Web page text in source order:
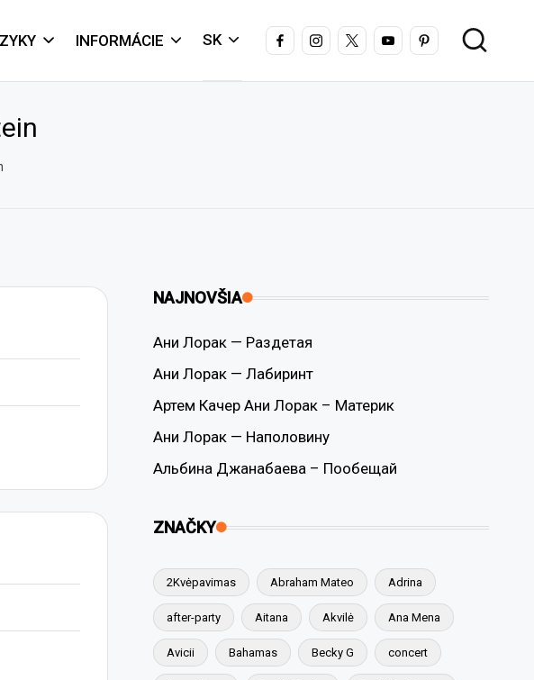
INFORMÁCIE SK FACEBOOKINSTAGRAM
X YOUTUBEPINTEREST
NAJNOVŠIA
Ани Лорак — Раздетая
Ани Лорак — Лабиринт
Артем Качер Ани Лорак – Материк
Ани Лорак — Наполовину
Альбина Джанабаева – Пообещай
ZNAČKY
2Kvėpavimas Abraham Mateo Adrina
after-party Aitana Akvilė Ana Mena
Avicii Bahamas Becky G concert